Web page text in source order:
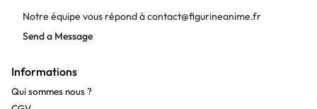
Notre équipe vous répond àcontact@figurineanime.fr
Send a Message
Informations
Qui sommes nous ?